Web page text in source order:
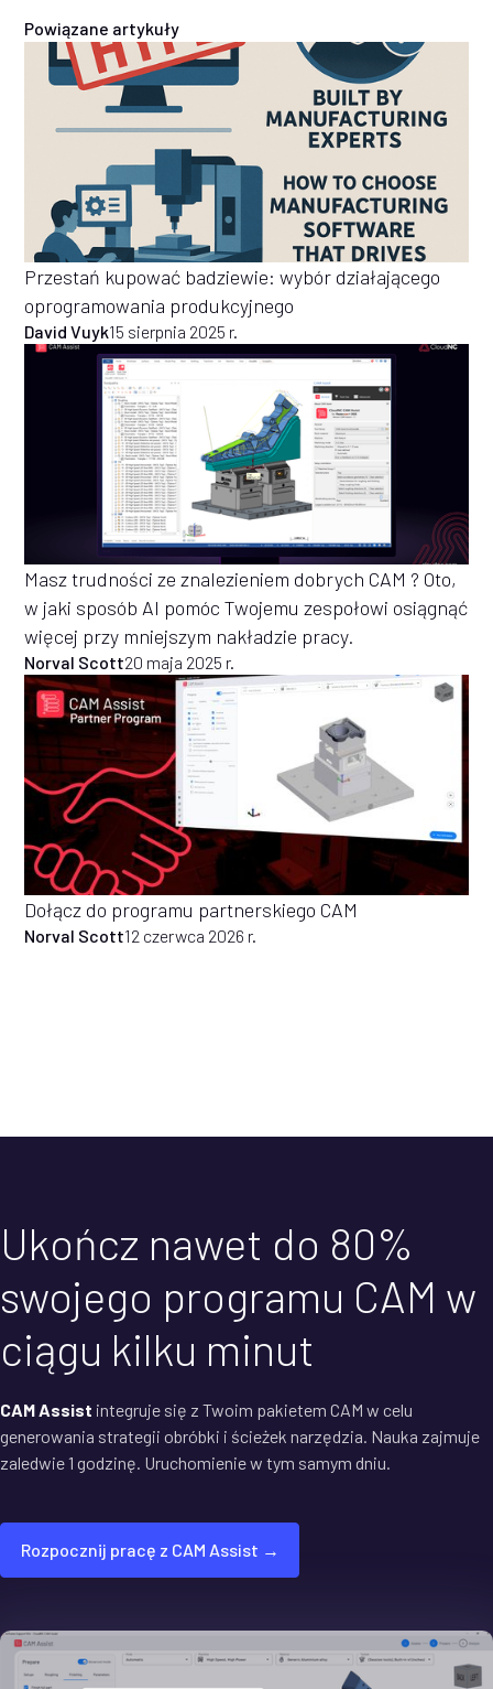
Powiązane artykuły
Przestań kupować badziewie: wybór działającego
oprogramowania produkcyjnego
David Vuyk15 sierpnia 2025 r.
Masz trudności ze znalezieniem dobrych CAM ? Oto,
w jaki sposób AI pomóc Twojemu zespołowi osiągnąć
więcej przy mniejszym nakładzie pracy.
Norval Scott20 maja 2025 r.
Dołącz do programu partnerskiego CAM
Norval Scott12 czerwca 2026 r.
Ukończ nawet do 80%
swojego programu CAM w
ciągu kilku minut
CAM Assist integruje się z Twoim pakietem CAM w celu
generowania strategii obróbki i ścieżek narzędzia. Nauka zajmuje
zaledwie 1 godzinę. Uruchomienie w tym samym dniu.
Rozpocznij pracę z CAM Assist →